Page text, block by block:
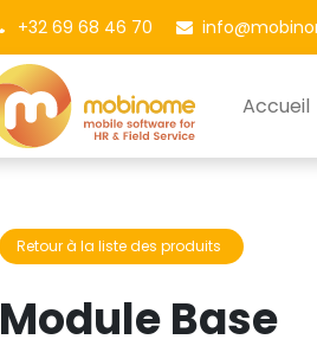
+32 69 68 46 70
Accueil
Retour à la liste des ​​​​produits
Module Base